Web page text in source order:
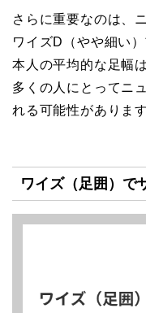
さらに重要なのは、
ワイズD（やや細い
本人の平均的な足幅
多くの人にとってニ
れる可能性があります
ワイズ（足囲）で